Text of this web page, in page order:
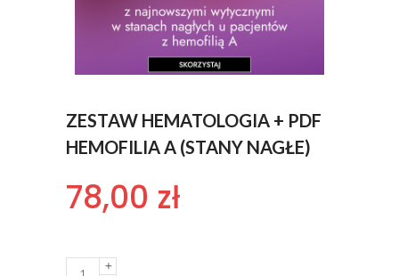
ZESTAW HEMATOLOGIA + PDF
HEMOFILIA A (STANY NAGŁE)
78,00 zł
Quantity